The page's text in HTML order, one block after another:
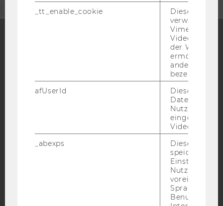
Blog
Bluesky
BARRIEREFREIHEITSERKLÄRUNG WEBSEITE
DATENSCHUTZERKLÄRUNG SOCIAL MEDIA
_tt_enable_cookie
Dieses
verwendet,
Vimeo-
der WU-
ermöglichen
andere nicht
bezeichnete
afUserId
Dieses
Daten von
Videos
_abexps
Dieses Cookie
speichert
Nutzer*in, zB.
Sprache,